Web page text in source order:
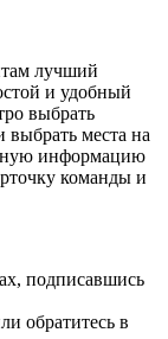
лучший
и удобный
выбрать
места на
информацию
команды и
подписавшись
обратитесь в